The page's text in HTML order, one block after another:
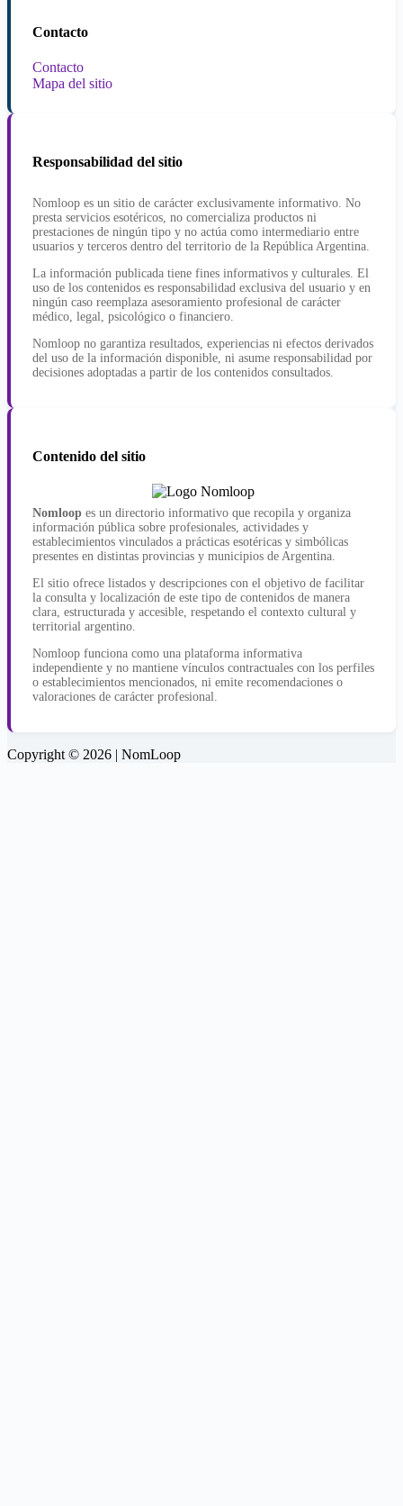
Contacto
Contacto
Mapa del sitio
Responsabilidad del sitio
Nomloop es un sitio de carácter exclusivamente informativo. No
presta servicios esotéricos, no comercializa productos ni
prestaciones de ningún tipo y no actúa como intermediario entre
usuarios y terceros dentro del territorio de la República Argentina.
La información publicada tiene fines informativos y culturales. El
uso de los contenidos es responsabilidad exclusiva del usuario y en
ningún caso reemplaza asesoramiento profesional de carácter
médico, legal, psicológico o financiero.
Nomloop no garantiza resultados, experiencias ni efectos derivados
del uso de la información disponible, ni asume responsabilidad por
decisiones adoptadas a partir de los contenidos consultados.
Contenido del sitio
Nomloop es un directorio informativo que recopila y organiza
información pública sobre profesionales, actividades y
establecimientos vinculados a prácticas esotéricas y simbólicas
presentes en distintas provincias y municipios de Argentina.
El sitio ofrece listados y descripciones con el objetivo de facilitar
la consulta y localización de este tipo de contenidos de manera
clara, estructurada y accesible, respetando el contexto cultural y
territorial argentino.
Nomloop funciona como una plataforma informativa
independiente y no mantiene vínculos contractuales con los perfiles
o establecimientos mencionados, ni emite recomendaciones o
valoraciones de carácter profesional.
Copyright © 2026 | NomLoop